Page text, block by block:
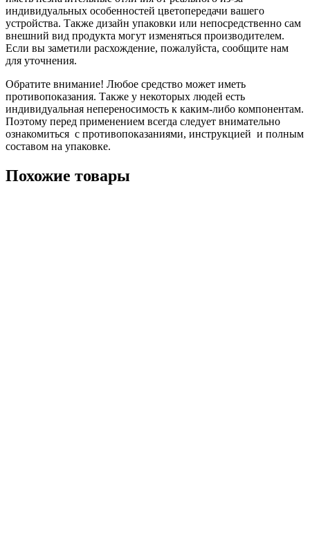
индивидуальных особенностей цветопередачи вашего
устройства. Также дизайн упаковки или непосредственно сам
внешний вид продукта могут изменяться производителем.
Если вы заметили расхождение, пожалуйста, сообщите нам
для уточнения.
Обратите внимание! Любое средство может иметь
противопоказания. Также у некоторых людей есть
индивидуальная непереносимость к каким-либо компонентам.
Поэтому перед применением всегда следует внимательно
ознакомиться с противопоказаниями, инструкцией и полным
составом на упаковке.
Похожие товары